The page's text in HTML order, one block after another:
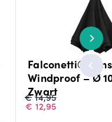
Falconetti® –
Windproof – Ø
Zwart
€ 14,95
Oorspronkelijke
prijs
was:
€ 12,95
Huidige
prijs